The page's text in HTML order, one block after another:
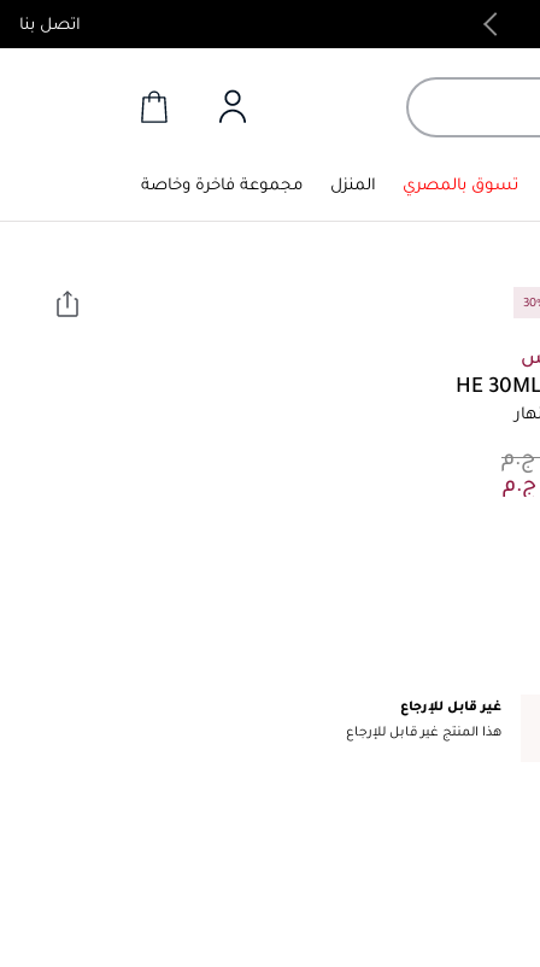
اتصل بنا
تسوق بالمصري المنزل مجموعة فاخرة وخاصة
غير قابل للإرجاع
هذا المنتج غير قابل للإرجاع